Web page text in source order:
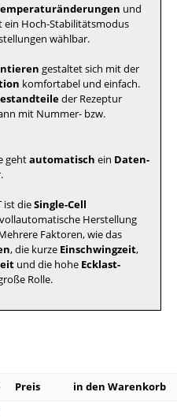
und
ein Hoch-Stabilitätsmodus
wählbar.
gestaltet sich mit der
komfortabel und einfach.
der Rezeptur
mit Nummer- bzw.
gehtautomatisch ein Daten-
ist dieSingle-Cell
Herstellung
Faktoren, wie das
, die kurze Einschwingzeit,
und die hohe Ecklast-
Rolle.
Preis
in den Warenkorb